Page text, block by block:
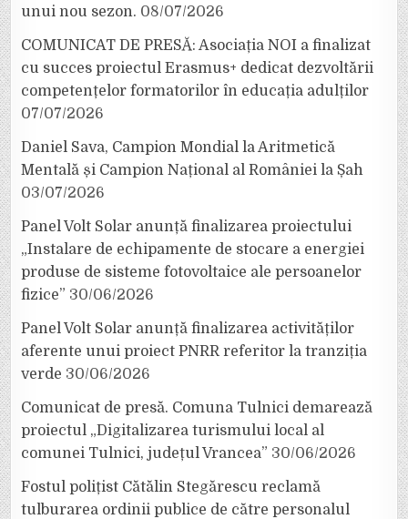
unui nou sezon. 08/07/2026
COMUNICAT DE PRESĂ: Asociația NOI a finalizat
cu succes proiectul Erasmus+ dedicat dezvoltării
competențelor formatorilor în educația adulților
07/07/2026
Daniel Sava, Campion Mondial la Aritmetică
Mentală și Campion Național al României la Șah
03/07/2026
Panel Volt Solar anunță finalizarea proiectului
„Instalare de echipamente de stocare a energiei
produse de sisteme fotovoltaice ale persoanelor
fizice” 30/06/2026
Panel Volt Solar anunță finalizarea activităților
aferente unui proiect PNRR referitor la tranziția
verde 30/06/2026
Comunicat de presă. Comuna Tulnici demarează
proiectul „Digitalizarea turismului local al
comunei Tulnici, județul Vrancea” 30/06/2026
Fostul polițist Cătălin Stegărescu reclamă
tulburarea ordinii publice de către personalul